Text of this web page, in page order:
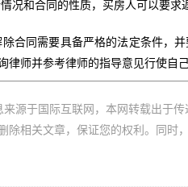
况和合同的性质，买房人可以要求
合同需要具备严格的法定条件，
律师并参考律师的指导意见行使自己
来源于国际互联网，本网转载出于
除相关文章，保证您的权利。同时